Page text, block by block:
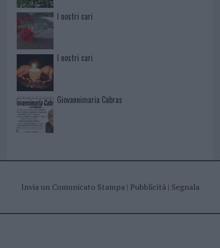
I nostri cari
I nostri cari
Giovannimaria Cabras
Invia un Comunicato Stampa| Pubblicità| Segnala